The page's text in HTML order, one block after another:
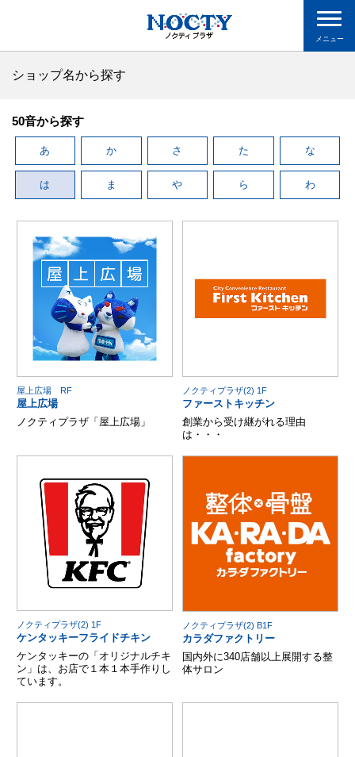
メニュー
ショップ名から探す
50音から探す
あ か さ た な
は ま や ら わ
屋上広場 RF
屋上広場
ノクティプラザ「屋上広場」
ノクティプラザ(2) 1F
ファーストキッチン
創業から受け継がれる理由
は・・・
ノクティプラザ(2) 1F
ケンタッキーフライドチキン
ケンタッキーの「オリジナルチキ
ン」は、お店で１本１本手作りし
ています。
ノクティプラザ(2) B1F
カラダファクトリー
国内外に340店舗以上展開する整
体サロン